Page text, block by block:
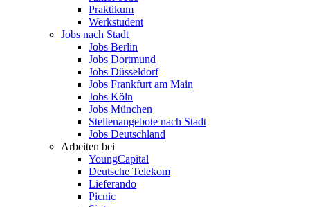
Praktikum
Werkstudent
Jobs nach Stadt
Jobs Berlin
Jobs Dortmund
Jobs Düsseldorf
Jobs Frankfurt am Main
Jobs Köln
Jobs München
Stellenangebote nach Stadt
Jobs Deutschland
Arbeiten bei
YoungCapital
Deutsche Telekom
Lieferando
Picnic